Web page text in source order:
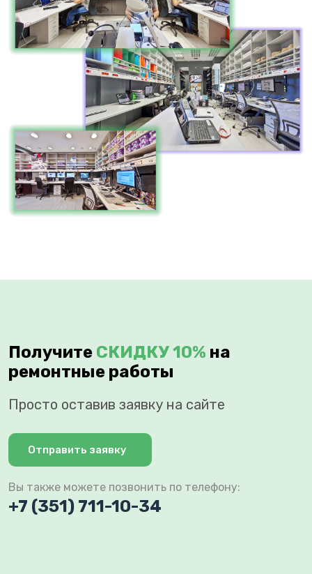
Получите СКИДКУ 10% на
ремонтные работы
Просто оставив заявку на сайте
Отправить заявку
Вы также можете позвонить по телефону:
+7 (351) 711-10-34